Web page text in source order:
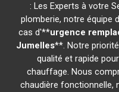
: Les Experts à votre
plomberie, notre équipe
cas d'**urgence
Jumelles**. Notre
qualité et rapide
chauffage. Nous
chaudière fonctionnelle,